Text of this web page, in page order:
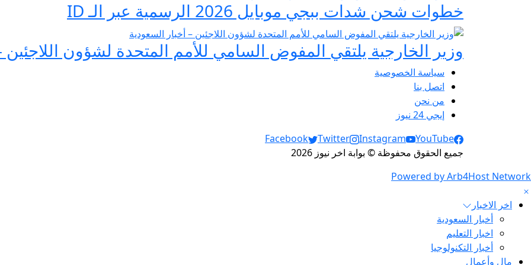
خطوات شحن شدات ببجي موبايل 2026 الرسمية عبر الـ ID
وزير الخارجية يلتقي المفوض السامي للأمم المتحدة لشؤون اللاجئين
سياسة الخصوصية
اتصل بنا
من نحن
إيجي 24 نيوز
Social Links
Facebook Twitter Instagram
YouTube
جميع الحقوق محفوظة © بوابة اخر نيوز 2026
Powered by Arb4Host Network
اخر الاخبار
أخبار السعودية
اخبار التعليم
أخبار التكنولوجيا
مال وأعمال